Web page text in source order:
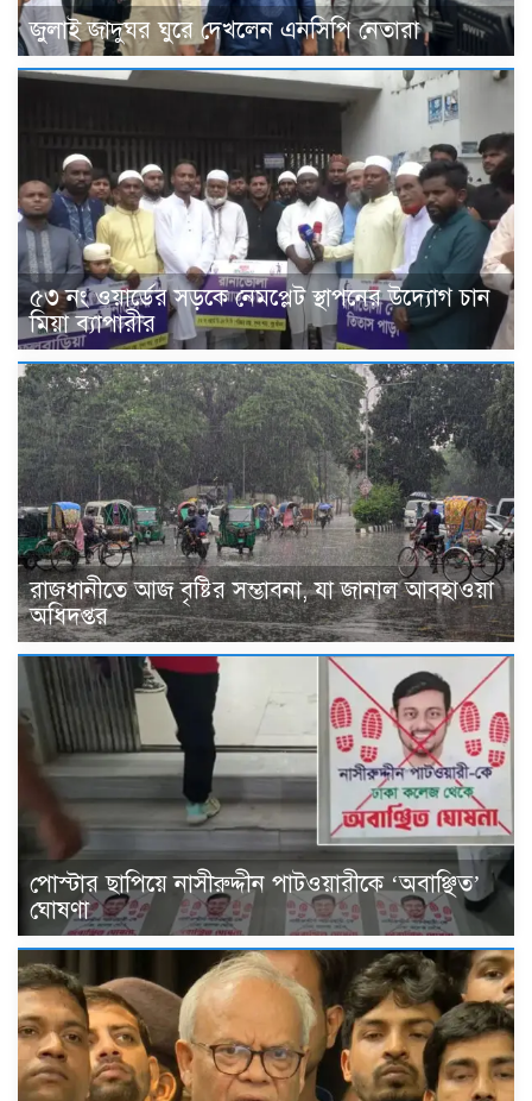
জুলাই জাদুঘর ঘুরে দেখলেন এনসিপি নেতারা
৫৩ নং ওয়ার্ডের সড়কে নেমপ্লেট স্থাপনের উদ্যোগ চান
মিয়া ব্যাপারীর
রাজধানীতে আজ বৃষ্টির সম্ভাবনা, যা জানাল আবহাওয়া
অধিদপ্তর
পোস্টার ছাপিয়ে নাসীরুদ্দীন পাটওয়ারীকে ‘অবাঞ্ছিত’
ঘোষণা